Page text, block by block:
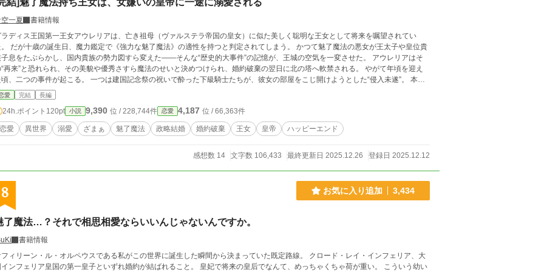
結]魅了魔法持ち王女は、女嫌いの皇帝に一途に溺愛される
一夏
書籍情報
ラディス王国第一王女アウレリアは、亡き祖母（ヴァルステラ帝国の皇女）に似た美しく聡明な王女として将来を嘱望されてい
だが十歳の誕生日、魔力鑑定で《強力な魅了魔法》の適性を持つと判定されてしまう。 かつて魅了魔法の悪女が王太子や皇位貴
息をたぶらかし、国内貴族の勢力図すら変えた——そんな“歴史的大事件”の記憶が、王城の空気を一変させた。 アウレリアはそ
再来”と恐れられ、その美貌や優秀さすら魔法のせいと決めつけられ、婚約破棄の翌日に北の塔へ軟禁される。 やがて年頃を迎え
頃、二つの事件が起こる。 一つは建国記念祭の祝いで酔った下級騎士たちが、彼女の部屋をこじ開けようとした“侵入未遂”。 本来
士たちの不祥事だが、国王と王妃は「塔に閉じ込めても魅了で男を誘惑する破廉恥な娘」と歪めて受け取り、国外追放論が貴族
る。 同じ時期、国境では酒に酔った騎士がアルシオン帝国の騎士を一方的に殴る事件が。国王はこれを“好機”とし、
リアを“謝罪の品”として帝国へ差し出すことを決めた。 宰相が届けた国書には「側妃の一人にでも。扱いはご自由に」という
うな内容の文言が丁重に並んでいた。 皇帝はそれを読み、「十一人目の側妃になる。……丁重に扱うつもりはない」と嘲笑し、宰
そのまま“皇帝は醜男で粗雑に扱われるだろう”という情報と共にアウレリアへ伝える。 北の塔に一生幽閉されるよりはまだまし
った。ところが…… ※こちらはカクヨム、なろう、にも投稿しています。更新は基本一日二回で朝７時と夜１９時となっています。
愛 完結 長編
24h.ポイント 120pt 小説 9,390 位 / 228,744件 恋愛 4,187 位 / 66,363件
恋愛 異世界 溺愛 ざまぁ 魅了魔法 政略結婚 婚約破棄 王女 皇帝 ハッピーエンド
感想数 14 文字数 106,433 最終更新日 2025.12.26 登録日 2025.12.12
8 お気に入り追加 3,434
了魔法…？それで相思相愛ならいいんじゃないんですか。
書籍情報
ィリーン・ル・オルペウスである私がこの世界に誕生した瞬間から決まっていた既定路線。 クロード・レイ・インフェリア、大
ンフェリア皇国の第一皇子といずれ婚約が結ばれること。 皇妃で将来の皇后でなんて、めっちゃくちゃ荷が重い。 こういう幼い